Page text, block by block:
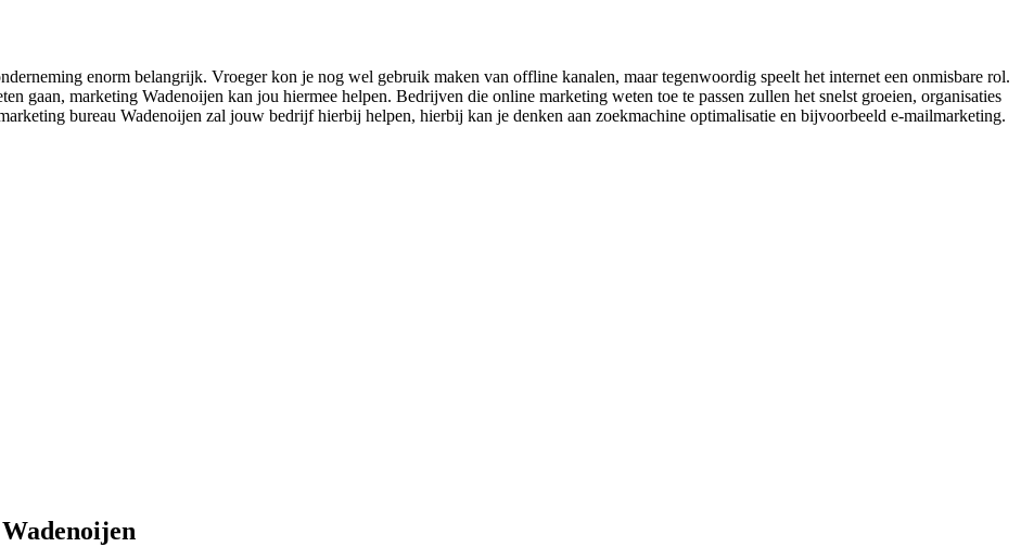
enorm belangrijk. Vroeger kon je nog wel gebruik maken van offline kanalen, maar tegenwoordig speelt het internet een onmisbare rol.
gaan, marketing Wadenoijen kan jou hiermee helpen. Bedrijven die online marketing weten toe te passen zullen het snelst groeien, organisaties
bureau Wadenoijen zal jouw bedrijf hierbij helpen, hierbij kan je denken aan zoekmachine optimalisatie en bijvoorbeeld e-mailmarketing.